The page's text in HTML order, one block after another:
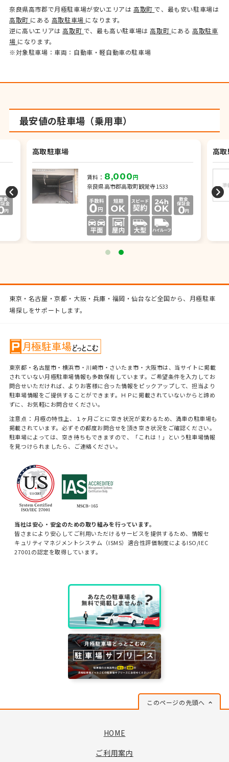
奈良県高市郡で月極駐車場が安いエリアは 高取町で、最も安い駐車場は
高取町 にある 高取駐車場 になります。
逆に高いエリアは高取町 で、最も高い駐車場は高取町 にある高取駐車
場 になります。
※対象駐車場：車両：自動車・軽自動車の駐車場
最安値の駐車場（乗用車）
高取駐車場
賃料： 8,000円
奈良県高市郡高取町観覚寺1533
高
東京・名古屋・京都・大阪・兵庫・福岡・仙台など全国から、月極駐車
場探しをサポートします。
東京都・名古屋市・横浜市・川崎市・さいたま市・大阪市は、当サイトに掲載
されていない月極駐車場情報も多数保有しています。ご希望条件を入力してお
問合せいただければ、よりお客様に合った情報をピックアップして、担当より
駐車場情報をご提供することができます。ＨＰに掲載されていないからと諦め
ずに、お気軽にお問合せください。
注意点： 月極の特性上、１ヶ月ごとに空き状況が変わるため、満車の駐車場も
掲載されています。必ずその都度お問合せを頂き空き状況をご確認ください。
駐車場によっては、空き待ちもできますので、「これは！」という駐車場情報
を見つけられましたら、ご連絡ください。
当社は安心・安全のための取り組みを行っています。
皆さまにより安心してご利用いただけるサービスを提供するため、情報セ
キュリティマネジメントシステム（ISMS）適合性評価制度によるISO/IEC
27001の認定を取得しています。
このページの先頭へ
HOME
ご利用案内